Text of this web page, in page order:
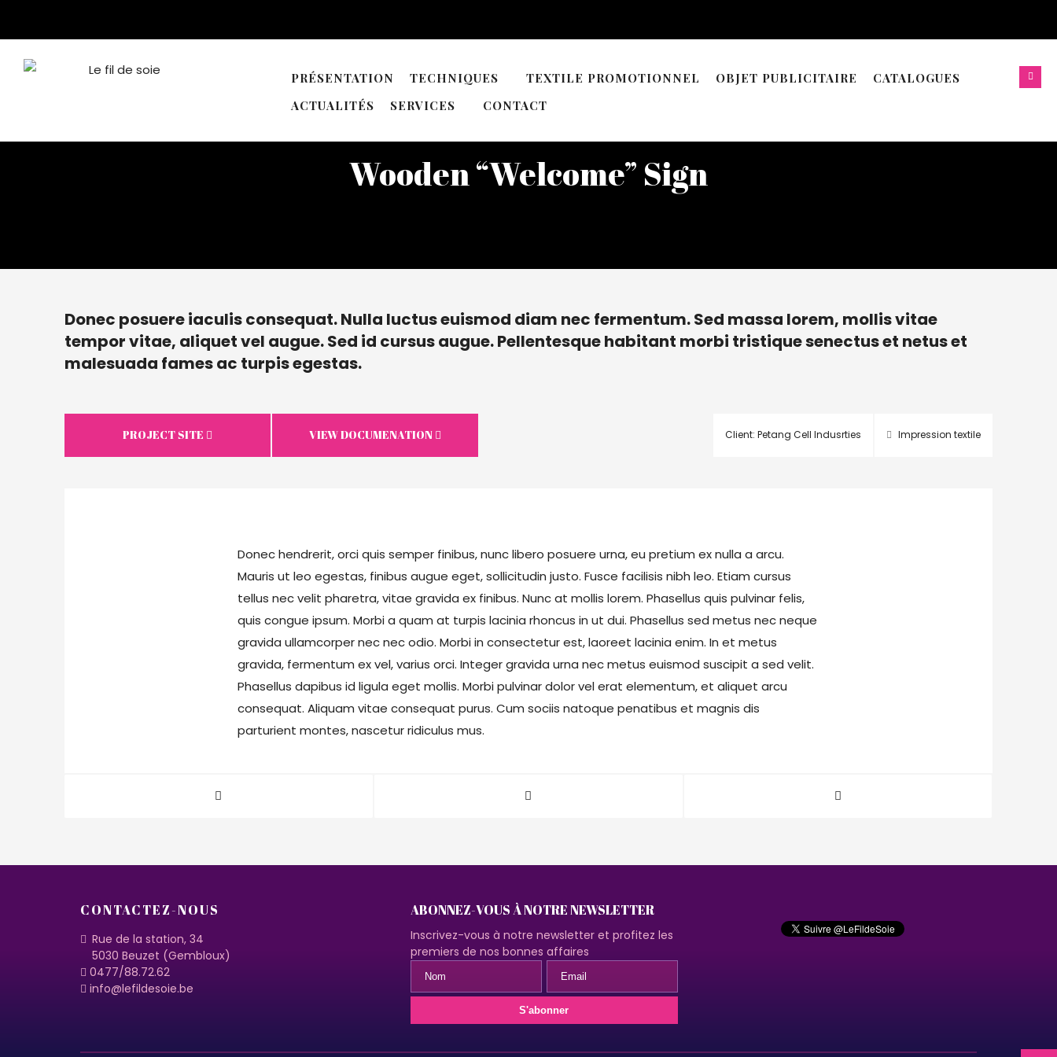
PRÉSENTATION TECHNIQUES TEXTILE PROMOTIONNEL OBJET PUBLICITAIRE
CATALOGUES
ACTUALITÉS
SERVICES CONTACT
Wooden “Welcome” Sign
Donec posuere iaculis consequat. Nulla luctus euismod diam nec fermentum. Sed massa lorem, mollis vitae
tempor vitae, aliquet vel augue. Sed id cursus augue. Pellentesque habitant morbi tristique senectus et netus et
malesuada fames ac turpis egestas.
PROJECT SITE VIEW DOCUMENATION Impression textile
Client: Petang Cell Indusrties
Donec hendrerit, orci quis semper finibus, nunc libero posuere urna, eu pretium ex nulla a arcu.
Mauris ut leo egestas, finibus augue eget, sollicitudin justo. Fusce facilisis nibh leo. Etiam cursus
tellus nec velit pharetra, vitae gravida ex finibus. Nunc at mollis lorem. Phasellus quis pulvinar felis,
quis congue ipsum. Morbi a quam at turpis lacinia rhoncus in ut dui. Phasellus sed metus nec neque
gravida ullamcorper nec nec odio. Morbi in consectetur est, laoreet lacinia enim. In et metus
gravida, fermentum ex vel, varius orci. Integer gravida urna nec metus euismod suscipit a sed velit.
Phasellus dapibus id ligula eget mollis. Morbi pulvinar dolor vel erat elementum, et aliquet arcu
consequat. Aliquam vitae consequat purus. Cum sociis natoque penatibus et magnis dis
parturient montes, nascetur ridiculus mus.
CONTACTEZ-NOUS
Rue de la station, 34
5030 Beuzet (Gembloux)
0477/88.72.62
info@lefildesoie.be
ABONNEZ-VOUS À NOTRE NEWSLETTER
Inscrivez-vous à notre newsletter et profitez les
premiers de nos bonnes affaires